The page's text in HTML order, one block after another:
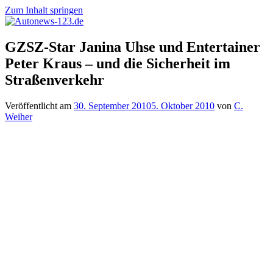
Zum Inhalt springen
Autonews-
123.de
Autonews
mit
Charme
GZSZ-Star Janina Uhse und Entertainer
Peter Kraus – und die Sicherheit im
Straßenverkehr
Veröffentlicht am 30. September 20105. Oktober 2010 von C.
Weiher